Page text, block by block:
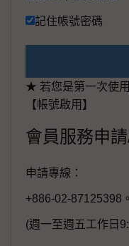
記住帳號密碼
★ 若您是第一次使
【帳號啟用】
會員服務申
申請專線：
+886-02-87125398。
(週一至週五工作日